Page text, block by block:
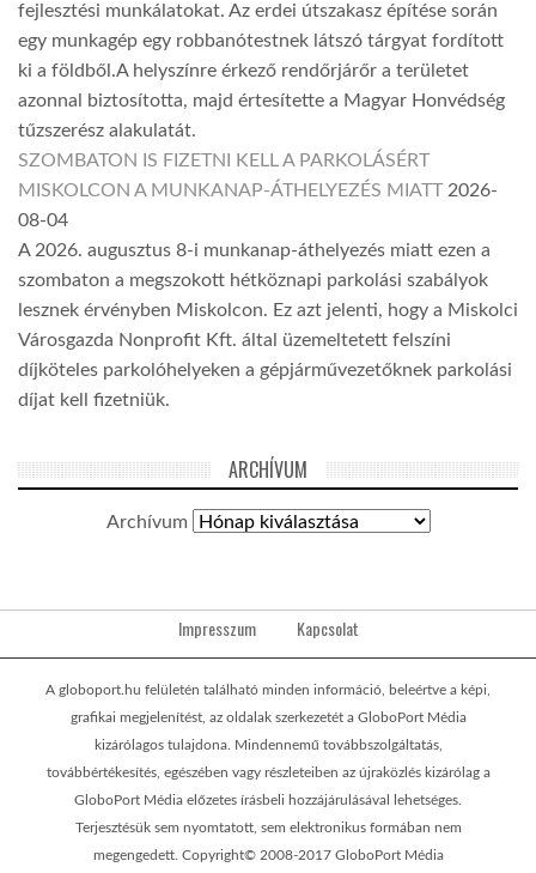
fejlesztési munkálatokat. Az erdei útszakasz építése során
egy munkagép egy robbanótestnek látszó tárgyat fordított
ki a földből.A helyszínre érkező rendőrjárőr a területet
azonnal biztosította, majd értesítette a Magyar Honvédség
tűzszerész alakulatát.
SZOMBATON IS FIZETNI KELL A PARKOLÁSÉRT
MISKOLCON A MUNKANAP-ÁTHELYEZÉS MIATT 2026-
08-04
A 2026. augusztus 8-i munkanap-áthelyezés miatt ezen a
szombaton a megszokott hétköznapi parkolási szabályok
lesznek érvényben Miskolcon. Ez azt jelenti, hogy a Miskolci
Városgazda Nonprofit Kft. által üzemeltetett felszíni
díjköteles parkolóhelyeken a gépjárművezetőknek parkolási
díjat kell fizetniük.
ARCHÍVUM
Archívum
Impresszum Kapcsolat
A globoport.hu felületén található minden információ, beleértve a képi,
grafikai megjelenítést, az oldalak szerkezetét a GloboPort Média
kizárólagos tulajdona. Mindennemű továbbszolgáltatás,
továbbértékesítés, egészében vagy részleteiben az újraközlés kizárólag a
GloboPort Média előzetes írásbeli hozzájárulásával lehetséges.
Terjesztésük sem nyomtatott, sem elektronikus formában nem
megengedett. Copyright© 2008-2017 GloboPort Média